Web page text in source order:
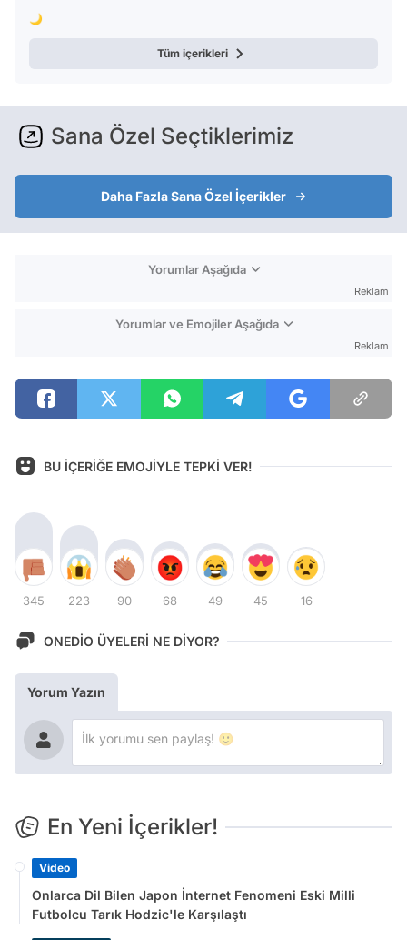
🌙
Tüm içerikleri
Sana Özel Seçtiklerimiz
Daha Fazla Sana Özel İçerikler
Yorumlar Aşağıda
Reklam
Yorumlar ve Emojiler Aşağıda
Reklam
BU İÇERİĞE EMOJİYLE TEPKİ VER!
345 223 90 68 49 45 16
ONEDİO ÜYELERİ NE DİYOR?
Yorum Yazın
En Yeni İçerikler!
Video
Onlarca Dil Bilen Japon İnternet Fenomeni Eski Milli
Futbolcu Tarık Hodzic'le Karşılaştı